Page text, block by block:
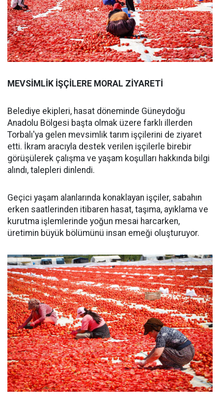
MEVSİMLİK İŞÇİLERE MORAL ZİYARETİ
Belediye ekipleri, hasat döneminde Güneydoğu
Anadolu Bölgesi başta olmak üzere farklı illerden
Torbalı'ya gelen mevsimlik tarım işçilerini de ziyaret
etti. İkram aracıyla destek verilen işçilerle birebir
görüşülerek çalışma ve yaşam koşulları hakkında bilgi
alındı, talepleri dinlendi.
Geçici yaşam alanlarında konaklayan işçiler, sabahın
erken saatlerinden itibaren hasat, taşıma, ayıklama ve
kurutma işlemlerinde yoğun mesai harcarken,
üretimin büyük bölümünü insan emeği oluşturuyor.